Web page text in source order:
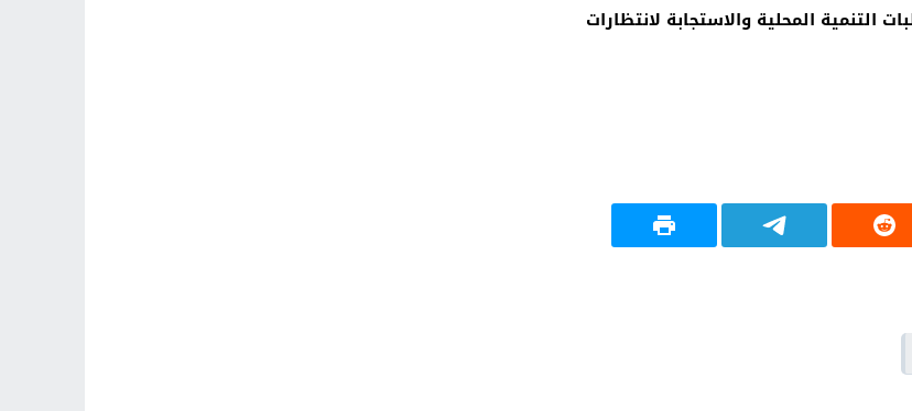
التنمية المحلية والاستجابة لانتظارات